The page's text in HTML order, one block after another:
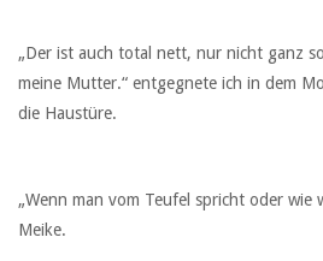
„Der ist auch total nett, nur nicht ganz
meine Mutter.“ entgegnete ich in dem
die Haustüre.
„Wenn man vom Teufel spricht oder wie
Meike.